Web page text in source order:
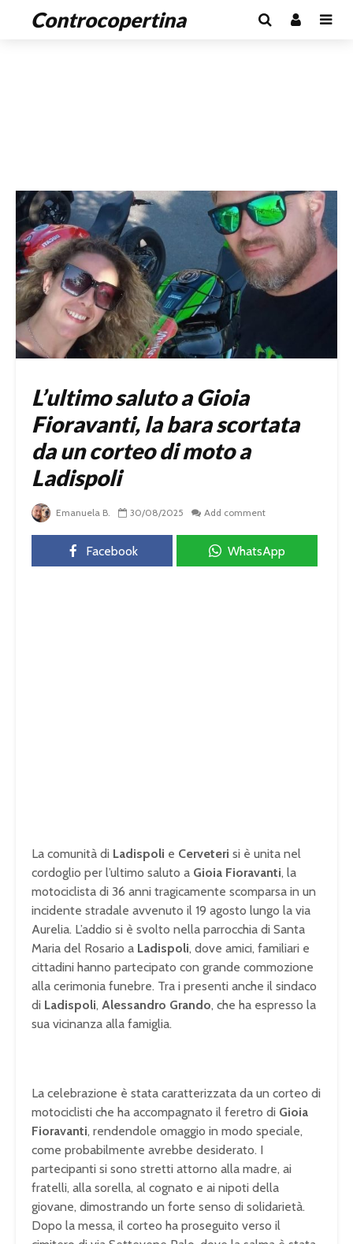
Controcopertina
L’ultimo saluto a Gioia
Fioravanti, la bara scortata
da un corteo di moto a
Ladispoli
Emanuela B. 30/08/2025 Add comment
Facebook WhatsApp
La comunità di Ladispoli e Cerveteri si è unita nel
cordoglio per l’ultimo saluto a Gioia Fioravanti, la
motociclista di 36 anni tragicamente scomparsa in un
incidente stradale avvenuto il 19 agosto lungo la via
Aurelia. L’addio si è svolto nella parrocchia di Santa
Maria del Rosario a Ladispoli, dove amici, familiari e
cittadini hanno partecipato con grande commozione
alla cerimonia funebre. Tra i presenti anche il sindaco
di Ladispoli, Alessandro Grando, che ha espresso la
sua vicinanza alla famiglia.
La celebrazione è stata caratterizzata da un corteo di
motociclisti che ha accompagnato il feretro di Gioia
Fioravanti, rendendole omaggio in modo speciale,
come probabilmente avrebbe desiderato. I
partecipanti si sono stretti attorno alla madre, ai
fratelli, alla sorella, al cognato e ai nipoti della
giovane, dimostrando un forte senso di solidarietà.
Dopo la messa, il corteo ha proseguito verso il